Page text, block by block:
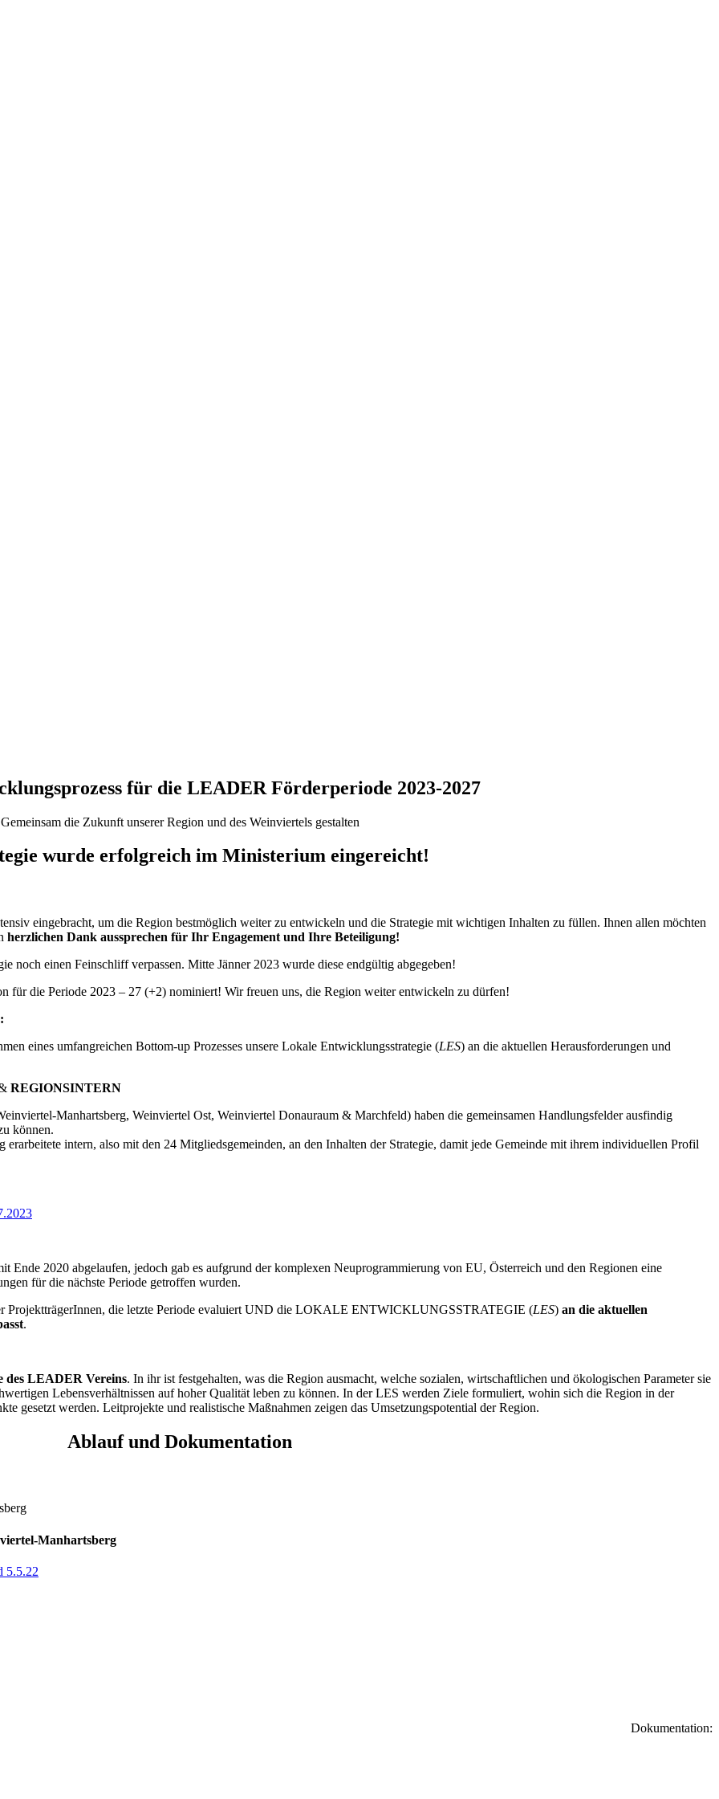
für die LEADER Förderperiode 2023-2027
Gemeinsam die Zukunft unserer Region und des Weinviertels gestalten
wurde erfolgreich im Ministerium eingereicht!
eingebracht, um die Region bestmöglich weiter zu entwickeln und die Strategie mit wichtigen Inhalten zu füllen. Ihnen allen möchten
herzlichen Dank aussprechen für Ihr Engagement und Ihre Beteiligung!
noch einen Feinschliff verpassen. Mitte Jänner 2023 wurde diese endgültig abgegeben!
die Periode 2023 – 27 (+2) nominiert! Wir freuen uns, die Region weiter entwickeln zu dürfen!
eines umfangreichen Bottom-up Prozesses unsere Lokale Entwicklungsstrategie (LES) an die aktuellen Herausforderungen und
REGIONSINTERN
Manhartsberg, Weinviertel Ost, Weinviertel Donauraum & Marchfeld) haben die gemeinsamen Handlungsfelder ausfindig
können.
intern, also mit den 24 Mitgliedsgemeinden, an den Inhalten der Strategie, damit jede Gemeinde mit ihrem individuellen Profil
Ende 2020 abgelaufen, jedoch gab es aufgrund der komplexen Neuprogrammierung von EU, Österreich und den Regionen eine
für die nächste Periode getroffen wurden.
ProjektträgerInnen, die letzte Periode evaluiert UND die LOKALE ENTWICKLUNGSSTRATEGIE (LES) an die aktuellen
.
des LEADER Vereins. In ihr ist festgehalten, was die Region ausmacht, welche sozialen, wirtschaftlichen und ökologischen Parameter sie
Lebensverhältnissen auf hoher Qualität leben zu können. In der LES werden Ziele formuliert, wohin sich die Region in der
gesetzt werden. Leitprojekte und realistische Maßnahmen zeigen das Umsetzungspotential der Region.
Ablauf und Dokumentation
Manhartsberg
5.5.22
Dokumentation: